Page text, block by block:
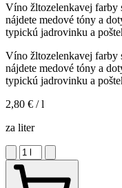
Víno žltozelenkavej farby
nájdete medové tóny a
typickú jadrovinku a
Víno žltozelenkavej farby
nájdete medové tóny a
typickú jadrovinku a
2,80 € / l
za liter